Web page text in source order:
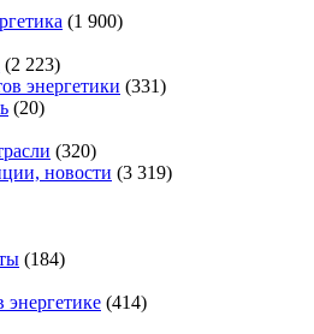
(1 900)
(2 223)
энергетики (331)
(20)
(320)
новости (3 319)
(184)
(414)